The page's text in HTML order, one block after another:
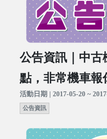
公告資訊｜中古
點，非常機車報
活動日期 | 2017-05-20 ~
公告資訊